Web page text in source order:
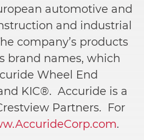
automotive and
and industrial
company’s products
brand names, which
Wheel End
KIC®. Accuride is a
Partners. For
.